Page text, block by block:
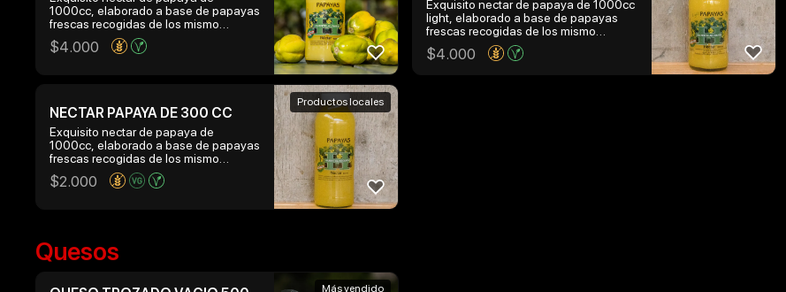
1000cc, elaborado a base de papayas
frescas recogidas de los mismo
arboles que crecen en la hacienda
huentelauquen
$4.000
Exquisito nectar de papaya de 1000cc
light, elaborado a base de papayas
frescas recogidas de los mismo
arboles que crecen en la hacienda
huentelauquen y reducido en calorias
$4.000
NECTAR PAPAYA DE 300 CC
Exquisito nectar de papaya de
1000cc, elaborado a base de papayas
frescas recogidas de los mismo
arboles que crecen en la hacienda
huentelauquen
$2.000
Productos locales
Quesos
Más vendido